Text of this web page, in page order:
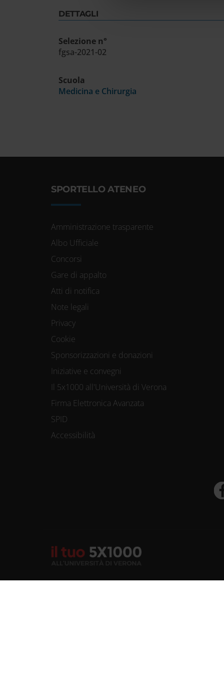
DETTAGLI
Selezione n°
fgsa-2021-02
Scuola
Medicina e Chirurgia
SPORTELLO ATENEO
Amministrazione trasparente
Albo Ufficiale
Concorsi
Gare di appalto
Atti di notifica
Note legali
Privacy
Cookie
Sponsorizzazioni e donazioni
Iniziative e convegni
Il 5x1000 all'Università di Verona
Firma Elettronica Avanzata
SPID
Accessibilità